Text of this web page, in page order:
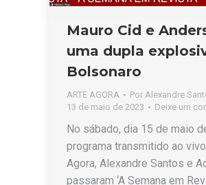
Mauro Cid e
uma dupla
Bolsonaro
ARTE AGORA Por Alexandre
13 de maio de 2023
Deixe um
No sábado, dia 15 de maio
programa transmitido ao
Agora, Alexandre Santos e
passaram ‘A Semana em